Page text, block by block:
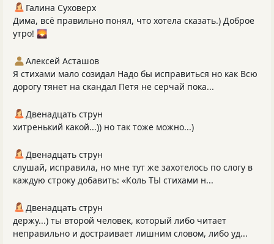
Галина Суховерх
Дима, всё правильно понял, что хотела сказать.) Доброе
утро! 🌄
Алексей Асташов
Я стихами мало созидал Надо бы исправиться но как Всю
дорогу тянет на скандал Петя не серчай пока...
Двенадцать струн
хитренький какой...)) но так тоже можно...)
Двенадцать струн
слушай, исправила, но мне тут же захотелось по слогу в
каждую строку добавить: «Коль ТЫ стихами н...
Двенадцать струн
держу...) ты второй человек, который либо читает
неправильно и достраивает лишним словом, либо уд...